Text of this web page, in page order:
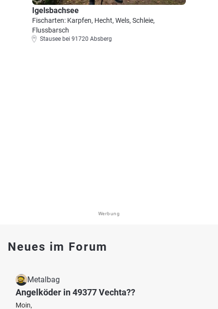
Igelsbachsee
Fischarten: Karpfen, Hecht, Wels, Schleie,
Flussbarsch
Stausee bei 91720 Absberg
Werbung
Neues im Forum
Metalbag
Angelköder in 49377 Vechta??
Moin,